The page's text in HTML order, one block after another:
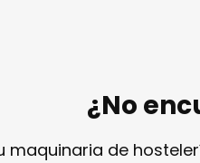
¿No
maquinaria de